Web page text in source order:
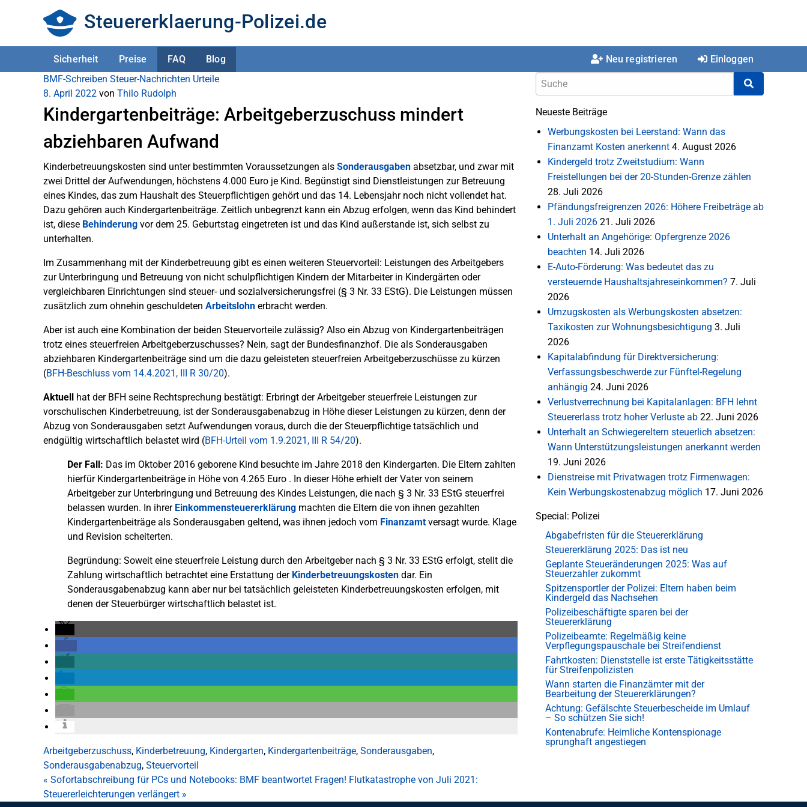
Steuererklaerung-Polizei.de
Sicherheit Preise FAQ Blog Neu registrieren
Einloggen
BMF-Schreiben Steuer-Nachrichten Urteile
8. April 2022 von Thilo Rudolph
Kindergartenbeiträge: Arbeitgeberzuschuss mindert
abziehbaren Aufwand
Kinderbetreuungskosten sind unter bestimmten Voraussetzungen als Sonderausgaben absetzbar, und zwar mit
zwei Drittel der Aufwendungen, höchstens 4.000 Euro je Kind. Begünstigt sind Dienstleistungen zur Betreuung
eines Kindes, das zum Haushalt des Steuerpflichtigen gehört und das 14. Lebensjahr noch nicht vollendet hat.
Dazu gehören auch Kindergartenbeiträge. Zeitlich unbegrenzt kann ein Abzug erfolgen, wenn das Kind behindert
ist, diese Behinderung vor dem 25. Geburtstag eingetreten ist und das Kind außerstande ist, sich selbst zu
unterhalten.
Im Zusammenhang mit der Kinderbetreuung gibt es einen weiteren Steuervorteil: Leistungen des Arbeitgebers
zur Unterbringung und Betreuung von nicht schulpflichtigen Kindern der Mitarbeiter in Kindergärten oder
vergleichbaren Einrichtungen sind steuer- und sozialversicherungsfrei (§ 3 Nr. 33 EStG). Die Leistungen müssen
zusätzlich zum ohnehin geschuldeten Arbeitslohn erbracht werden.
Aber ist auch eine Kombination der beiden Steuervorteile zulässig? Also ein Abzug von Kindergartenbeiträgen
trotz eines steuerfreien Arbeitgeberzuschusses? Nein, sagt der Bundesfinanzhof. Die als Sonderausgaben
abziehbaren Kindergartenbeiträge sind um die dazu geleisteten steuerfreien Arbeitgeberzuschüsse zu kürzen
(BFH-Beschluss vom 14.4.2021, III R 30/20).
Aktuell hat der BFH seine Rechtsprechung bestätigt: Erbringt der Arbeitgeber steuerfreie Leistungen zur
vorschulischen Kinderbetreuung, ist der Sonderausgabenabzug in Höhe dieser Leistungen zu kürzen, denn der
Abzug von Sonderausgaben setzt Aufwendungen voraus, durch die der Steuerpflichtige tatsächlich und
endgültig wirtschaftlich belastet wird (BFH-Urteil vom 1.9.2021, III R 54/20).
Der Fall: Das im Oktober 2016 geborene Kind besuchte im Jahre 2018 den Kindergarten. Die Eltern zahlten
hierfür Kindergartenbeiträge in Höhe von 4.265 Euro . In dieser Höhe erhielt der Vater von seinem
Arbeitgeber zur Unterbringung und Betreuung des Kindes Leistungen, die nach § 3 Nr. 33 EStG steuerfrei
belassen wurden. In ihrer Einkommensteuererklärung machten die Eltern die von ihnen gezahlten
Kindergartenbeiträge als Sonderausgaben geltend, was ihnen jedoch vom Finanzamtversagt wurde. Klage
und Revision scheiterten.
Begründung: Soweit eine steuerfreie Leistung durch den Arbeitgeber nach § 3 Nr. 33 EStG erfolgt, stellt die
Zahlung wirtschaftlich betrachtet eine Erstattung der Kinderbetreuungskosten dar. Ein
Sonderausgabenabzug kann aber nur bei tatsächlich geleisteten Kinderbetreuungskosten erfolgen, mit
denen der Steuerbürger wirtschaftlich belastet ist.
Arbeitgeberzuschuss, Kinderbetreuung, Kindergarten, Kindergartenbeiträge, Sonderausgaben,
Sonderausgabenabzug, Steuervorteil
« Sofortabschreibung für PCs und Notebooks: BMF beantwortet Fragen! Flutkatastrophe von Juli 2021:
Steuererleichterungen verlängert »
Neueste Beiträge
Werbungskosten bei Leerstand: Wann das
Finanzamt Kosten anerkennt 4. August 2026
Kindergeld trotz Zweitstudium: Wann
Freistellungen bei der 20-Stunden-Grenze zählen
28. Juli 2026
Pfändungsfreigrenzen 2026: Höhere Freibeträge ab
1. Juli 2026 21. Juli 2026
Unterhalt an Angehörige: Opfergrenze 2026
beachten 14. Juli 2026
E-Auto-Förderung: Was bedeutet das zu
versteuernde Haushaltsjahreseinkommen? 7. Juli
2026
Umzugskosten als Werbungskosten absetzen:
Taxikosten zur Wohnungsbesichtigung 3. Juli
2026
Kapitalabfindung für Direktversicherung:
Verfassungsbeschwerde zur Fünftel-Regelung
anhängig 24. Juni 2026
Verlustverrechnung bei Kapitalanlagen: BFH lehnt
Steuererlass trotz hoher Verluste ab 22. Juni 2026
Unterhalt an Schwiegereltern steuerlich absetzen:
Wann Unterstützungsleistungen anerkannt werden
19. Juni 2026
Dienstreise mit Privatwagen trotz Firmenwagen:
Kein Werbungskostenabzug möglich 17. Juni 2026
Special: Polizei
Abgabefristen für die Steuererklärung
Steuererklärung 2025: Das ist neu
Geplante Steueränderungen 2025: Was auf
Steuerzahler zukommt
Spitzensportler der Polizei: Eltern haben beim
Kindergeld das Nachsehen
Polizeibeschäftigte sparen bei der
Steuererklärung
Polizeibeamte: Regelmäßig keine
Verpflegungspauschale bei Streifendienst
Fahrtkosten: Dienststelle ist erste Tätigkeitsstätte
für Streifenpolizisten
Wann starten die Finanzämter mit der
Bearbeitung der Steuererklärungen?
Achtung: Gefälschte Steuerbescheide im Umlauf
– So schützen Sie sich!
Kontenabrufe: Heimliche Kontenspionage
sprunghaft angestiegen